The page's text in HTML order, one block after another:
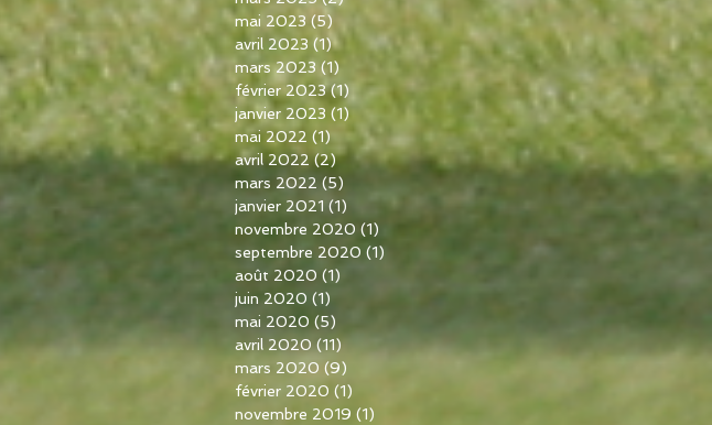
mai 2023 (5) 5 posts
avril 2023 (1)1 post
mars 2023 (1)1 post
février 2023 (1) 1 post
janvier 2023 (1) 1 post
mai 2022 (1) 1 post
avril 2022 (2)2 posts
mars 2022 (5)
janvier 2021 (1) 1 post
novembre 2020 (1)
septembre 2020 (1)
août 2020 (1)
juin 2020 (1)
mai 2020 (5)
avril 2020 (11)
mars 2020 (9)
février 2020 (1)
novembre 2019 (1)